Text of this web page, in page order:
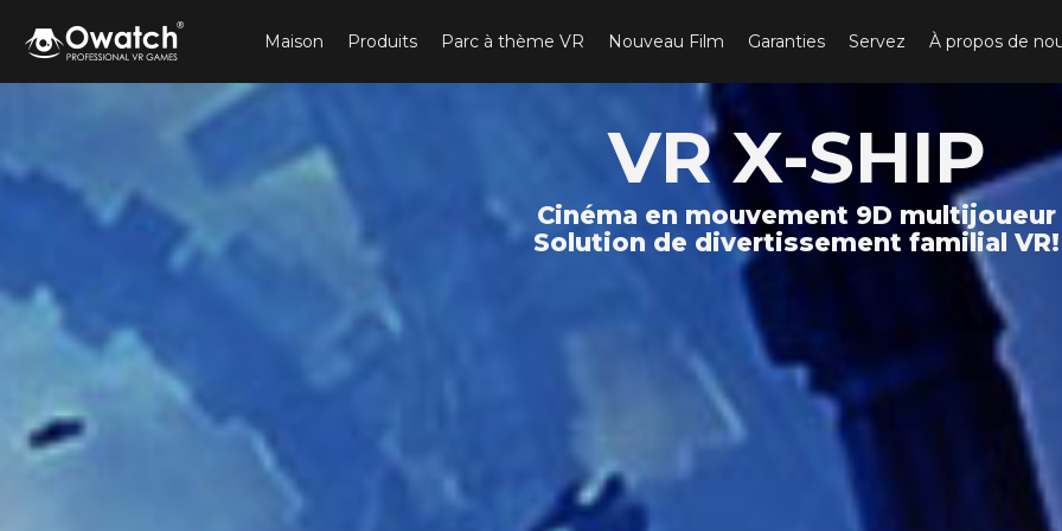
Maison Produits Parc à thème VR Nouveau Film Garanties Servez À propos de
VR X-SHIP
Cinéma en mouvement 9D multijoueur
Solution de divertissement familial VR!